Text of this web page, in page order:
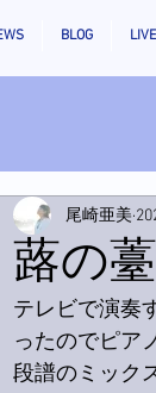
BLOG
蕗の
尾崎亜美
テレビで演奏
ったのでピア
段譜のミック